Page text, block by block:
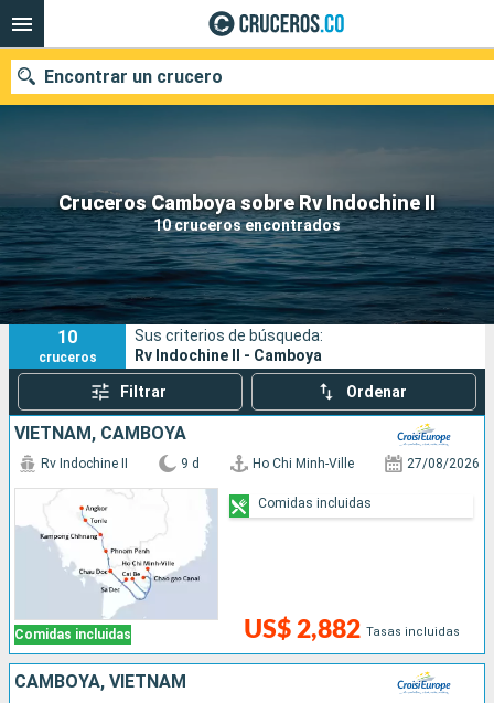
Cruceros Camboya sobre Rv Indochine II
10 cruceros encontrados
Encontrar un crucero
Fecha de salida
Buscar
10
cruceros
Sus criterios de búsqueda:
Rv Indochine II - Camboya
Filtrar Ordenar
VIETNAM, CAMBOYA
Comidas incluidas
Rv Indochine II 9 d Ho Chi Minh-Ville 27/08/2026
US$ 2,882 Tasas incluidas
Comidas incluidas
CAMBOYA, VIETNAM